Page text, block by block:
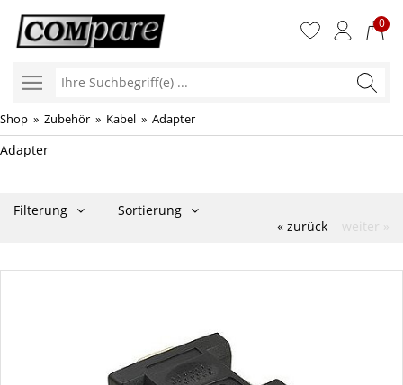
0
Ihre
Shop » Zubehör » Kabel » Adapter
Adapter
Filterung
Sortierung
« zurück
weiter »